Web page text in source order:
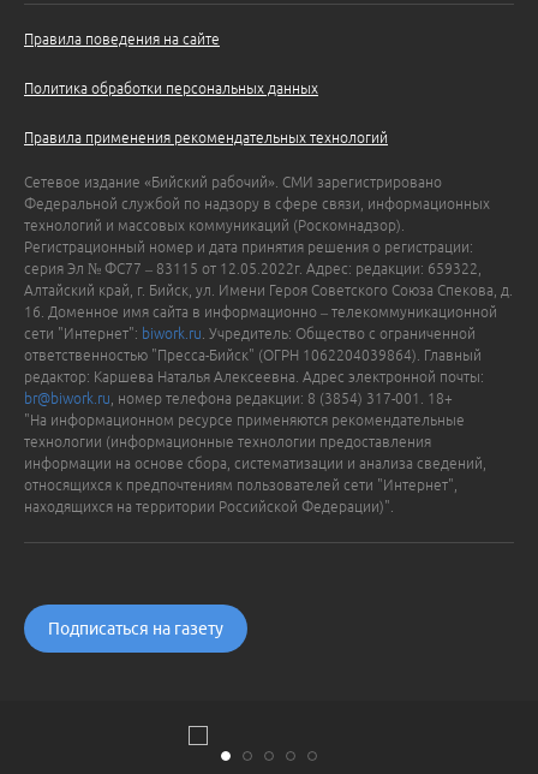
Правила поведения на сайте
Политика обработки персональных данных
Правила применения рекомендательных технологий
Сетевое издание «Бийский рабочий». СМИ зарегистрировано
Федеральной службой по надзору в сфере связи, информационных
технологий и массовых коммуникаций (Роскомнадзор).
Регистрационный номер и дата принятия решения о регистрации:
серия Эл № ФС77 – 83115 от 12.05.2022г. Адрес: редакции: 659322,
Алтайский край, г. Бийск, ул. Имени Героя Советского Союза Спекова, д.
16. Доменное имя сайта в информационно – телекоммуникационной
сети "Интернет": biwork.ru . Учредитель: Общество с ограниченной
ответственностью "Пресса-Бийск" (ОГРН 1062204039864). Главный
редактор: Каршева Наталья Алексеевна. Адрес электронной почты:
br@biwork.ru , номер телефона редакции: 8 (3854) 317-001. 18+
"На информационном ресурсе применяются рекомендательные
технологии (информационные технологии предоставления
информации на основе сбора, систематизации и анализа сведений,
относящихся к предпочтениям пользователей сети "Интернет",
находящихся на территории Российской Федерации)".
Подписаться на газету